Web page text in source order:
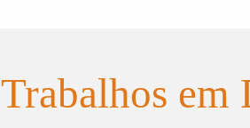
Trabalhos em